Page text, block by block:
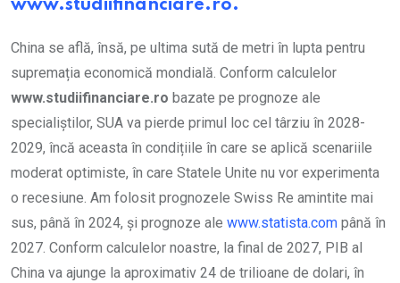
www.studiifinanciare.ro.
China se află, însă, pe ultima sută de metri în lupta pentru
supremația economică mondială. Conform calculelor
www.studiifinanciare.ro bazate pe prognoze ale
specialiștilor, SUA va pierde primul loc cel târziu în 2028-
2029, încă aceasta în condițiile în care se aplică scenariile
moderat optimiste, în care Statele Unite nu vor experimenta
o recesiune. Am folosit prognozele Swiss Re amintite mai
sus, până în 2024, și prognoze ale www.statista.com până în
2027. Conform calculelor noastre, la final de 2027, PIB al
China va ajunge la aproximativ 24 de trilioane de dolari, în